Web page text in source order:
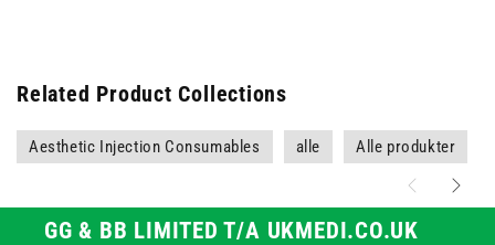
Related Product Collections
Aesthetic Injection Consumables alle Alle produkter
GG & BB LIMITED T/A UKMEDI.CO.UK